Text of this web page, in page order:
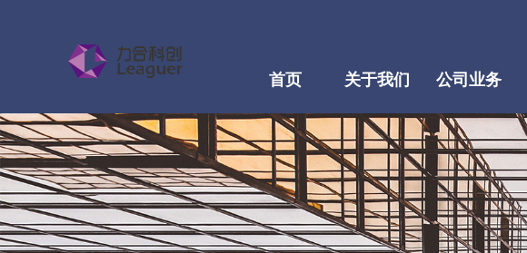
首页 关于我们 公司业务